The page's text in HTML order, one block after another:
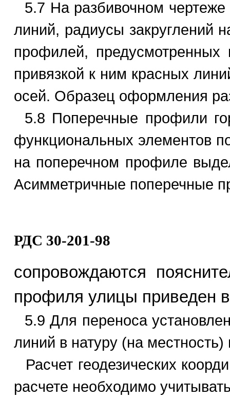
5.7 На разбивочном
линий, радиусы закруглений
профилей,
привязкой к ним красных
осей. Образец оформления
5.8 Поперечные профили
функциональных элементов
на поперечном профиле
Асимметричные поперечные
РДС 30-201-98
сопровождаются
профиля улицы приведен
5.9 Для переноса
линий в натуру (на
Расчет геодезических
расчете необходимо